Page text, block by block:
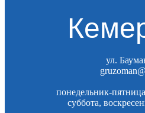
ул.
понедельник-
суббота,